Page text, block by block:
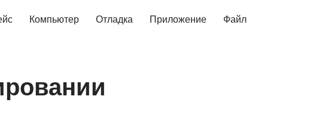
Компьютер Отладка Приложение Файл